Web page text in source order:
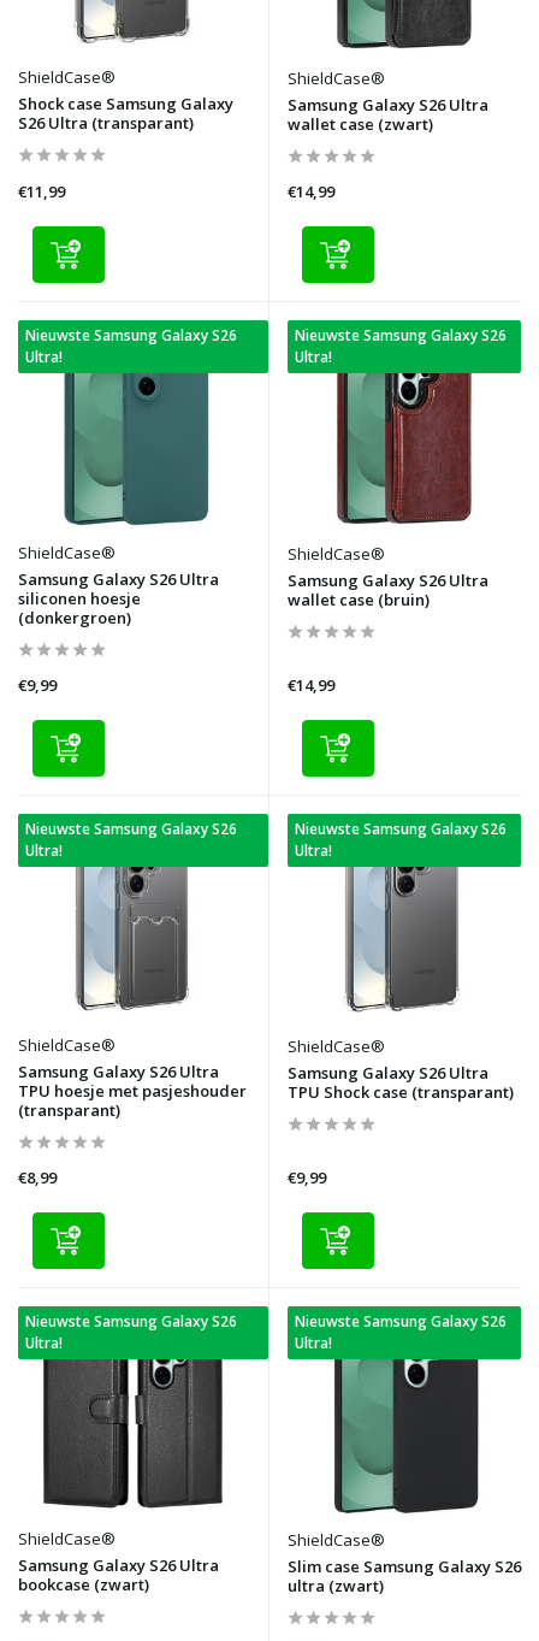
ShieldCase®
Shock case Samsung Galaxy
S26 Ultra (transparant)
€11,99
ShieldCase®
Samsung Galaxy S26 Ultra
wallet case (zwart)
€14,99
Nieuwste Samsung Galaxy S26
Ultra!
ShieldCase®
Samsung Galaxy S26 Ultra
siliconen hoesje
(donkergroen)
€9,99
Nieuwste Samsung Galaxy S26
Ultra!
ShieldCase®
Samsung Galaxy S26 Ultra
wallet case (bruin)
€14,99
Nieuwste Samsung Galaxy S26
Ultra!
ShieldCase®
Samsung Galaxy S26 Ultra
TPU hoesje met pasjeshouder
(transparant)
€8,99
Nieuwste Samsung Galaxy S26
Ultra!
ShieldCase®
Samsung Galaxy S26 Ultra
TPU Shock case (transparant)
€9,99
Nieuwste Samsung Galaxy S26
Ultra!
ShieldCase®
Samsung Galaxy S26 Ultra
bookcase (zwart)
Nieuwste Samsung Galaxy S26
Ultra!
ShieldCase®
Slim case Samsung Galaxy S26
ultra (zwart)